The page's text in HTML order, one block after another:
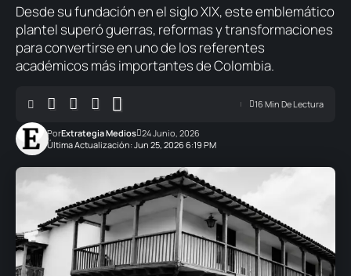
Desde su fundación en el siglo XIX, este emblemático
plantel superó guerras, reformas y transformaciones
para convertirse en uno de los referentes
académicos más importantes de Colombia.
Última Actualización: Jun 25, 2026 6:19 PM
PorExtrategia Medios 24 Junio, 2026
16 Min De Lectura